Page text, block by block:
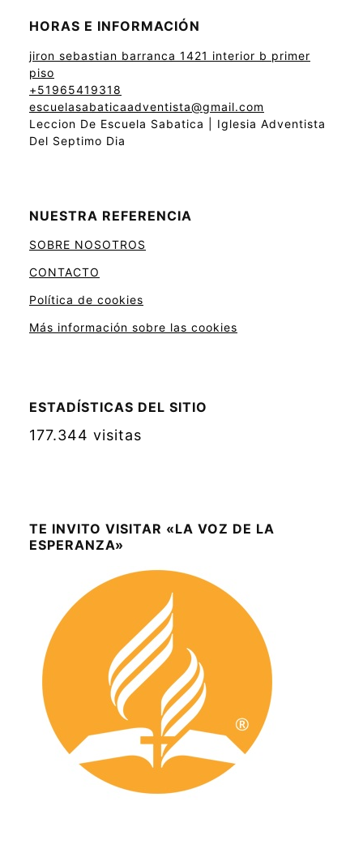
HORAS E INFORMACIÓN
jiron sebastian barranca 1421 interior b primer
piso
+51965419318
escuelasabaticaadventista@gmail.com
Leccion De Escuela Sabatica | Iglesia Adventista
Del Septimo Dia
NUESTRA REFERENCIA
SOBRE NOSOTROS
CONTACTO
Política de cookies
Más información sobre las cookies
ESTADÍSTICAS DEL SITIO
177.344 visitas
TE INVITO VISITAR «LA VOZ DE LA
ESPERANZA»